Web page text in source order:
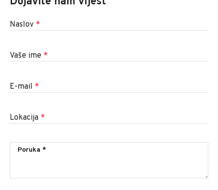
Naslov *
Vaše ime *
E-mail *
Lokacija *